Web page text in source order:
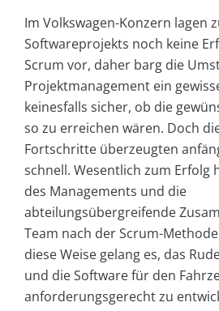
Im Volkswagen-Konzern lagen
Softwareprojekts noch keine
Scrum vor, daher barg die
Projektmanagement ein
keinesfalls sicher, ob die
so zu erreichen wären. Doch
Fortschritte überzeugten
schnell. Wesentlich zum Erfolg
des Managements und die
abteilungsübergreifende
Team nach der Scrum-
diese Weise gelang es, das
und die Software für den
anforderungsgerecht zu